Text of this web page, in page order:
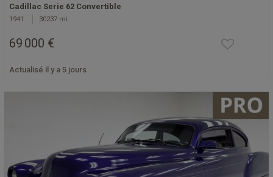
Cadillac Serie 62 Convertible
1941 30237 mi
69 000 €
Actualisé il y a 5 jours